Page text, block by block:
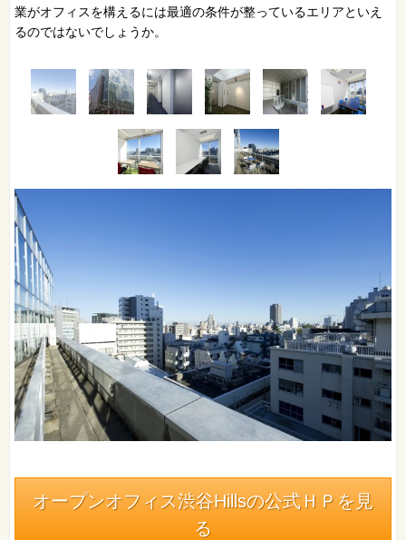
業がオフィスを構えるには最適の条件が整っているエリアといえ
るのではないでしょうか。
オープンオフィス渋谷Hillsの公式ＨＰを見
る